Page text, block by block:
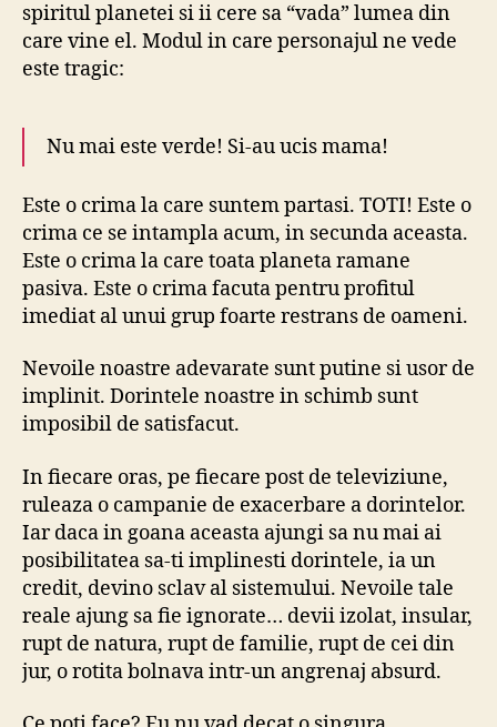
spiritul planetei si ii cere sa “vada” lumea din
care vine el. Modul in care personajul ne vede
este tragic:
Nu mai este verde! Si-au ucis mama!
Este o crima la care suntem partasi. TOTI! Este o
crima ce se intampla acum, in secunda aceasta.
Este o crima la care toata planeta ramane
pasiva. Este o crima facuta pentru profitul
imediat al unui grup foarte restrans de oameni.
Nevoile noastre adevarate sunt putine si usor de
implinit. Dorintele noastre in schimb sunt
imposibil de satisfacut.
In fiecare oras, pe fiecare post de televiziune,
ruleaza o campanie de exacerbare a dorintelor.
Iar daca in goana aceasta ajungi sa nu mai ai
posibilitatea sa-ti implinesti dorintele, ia un
credit, devino sclav al sistemului. Nevoile tale
reale ajung sa fie ignorate… devii izolat, insular,
rupt de natura, rupt de familie, rupt de cei din
jur, o rotita bolnava intr-un angrenaj absurd.